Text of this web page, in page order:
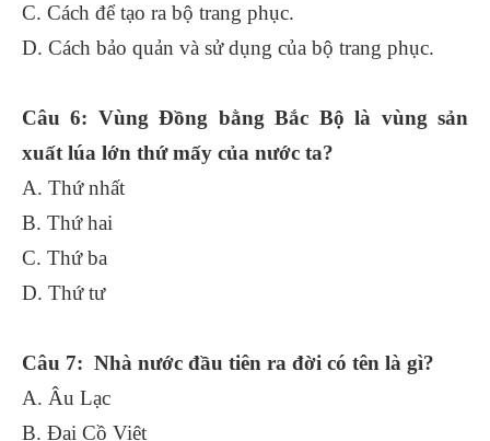
C. Cách để tạo ra bộ trang phục.
D. Cách bảo quản và sử dụng của bộ trang phục.
Câu 6: Vùng Đồng bằng Bắc Bộ là vùng sản
xuất lúa lớn thứ mấy của nước ta?
A. Thứ nhất
B. Thứ hai
C. Thứ ba
D. Thứ tư
Câu 7: Nhà nước đầu tiên ra đời có tên là gì?
A. Âu Lạc
B. Đại Cồ Việt